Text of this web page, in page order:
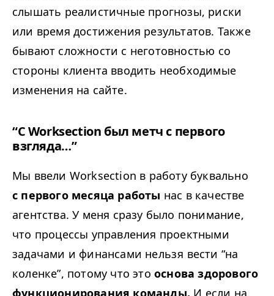
слышать реалистичные прогнозы, риски
или время достижения результатов. Также
бывают сложности с неготовностью со
стороны клиента вводить необходимые
изменения на сайте.
“С Worksection был метч с первого
взгляда…”
Мы ввели Worksection в работу буквально
с первого месяца работы нас в качестве
агентства. У меня сразу было понимание,
что процессы управления проектными
задачами и финансами нельзя вести “на
коленке”, потому что это основа здорового
функционирования команды. И если на